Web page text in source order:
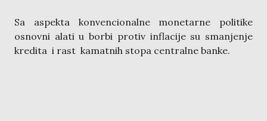
Sa aspekta konvencionalne monetarne politike
osnovni alati u borbi protiv inflacije su smanjenje
kredita i rast kamatnih stopa centralne banke.